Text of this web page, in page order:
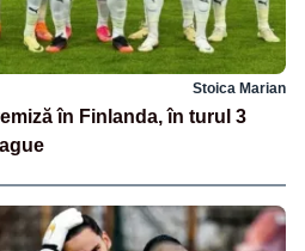
Stoica Marian
în Finlanda, în turul 3